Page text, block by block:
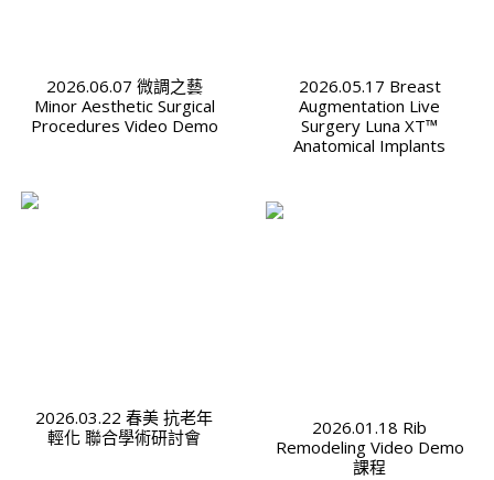
2026.06.07 微調之藝
Minor Aesthetic Surgical
Procedures Video Demo
2026.05.17 Breast
Augmentation Live
Surgery Luna XT™
Anatomical Implants
2026.03.22 春美 抗老年
輕化 聯合學術研討會
2026.01.18 Rib
Remodeling Video Demo
課程